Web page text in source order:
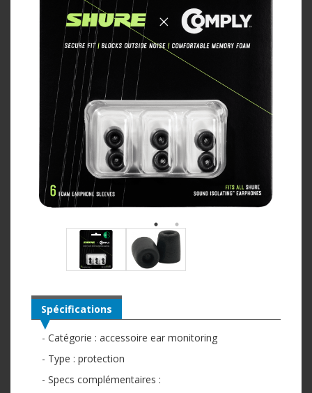
Spécifications
- Catégorie : accessoire ear monitoring
- Type : protection
- Specs complémentaires :